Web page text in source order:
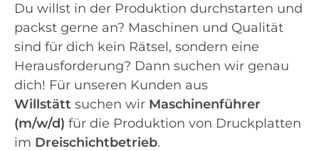
Du willst in der Produktion durchstarten und
packst gerne an? Maschinen und Qualität
sind für dich kein Rätsel, sondern eine
Herausforderung? Dann suchen wir genau
dich! Für unseren Kunden aus
Willstätt suchen wir Maschinenführer
(m/w/d) für die Produktion von Druckplatten
im Dreischichtbetrieb.